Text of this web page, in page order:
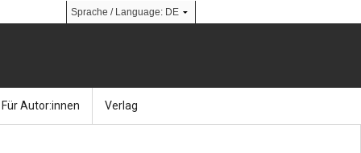
Für Autor:innen Verlag